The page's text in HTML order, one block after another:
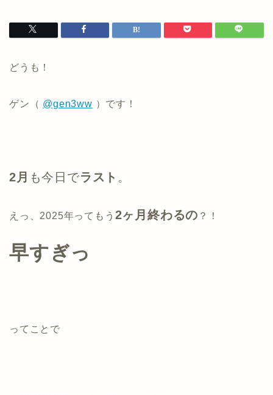
どうも！
ゲン（ @gen3ww ）です！
2月 も今日でラスト 。
えっ、2025年ってもう 2ヶ月終わるの ？！
早すぎっ
ってことで